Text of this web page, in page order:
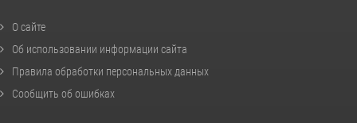
О сайте
Об использовании информации сайта
Правила обработки персональных данных
Сообщить об ошибках